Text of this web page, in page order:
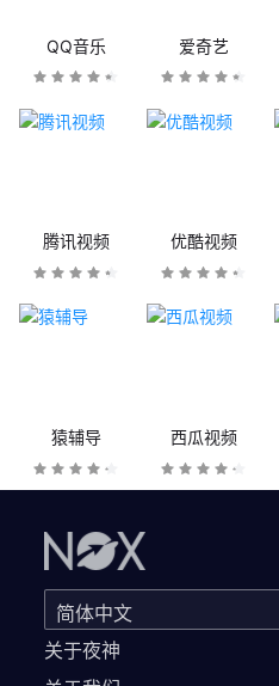
QQ音乐 爱奇艺
腾讯视频 优酷视频
猿辅导 西瓜视频
关于夜神